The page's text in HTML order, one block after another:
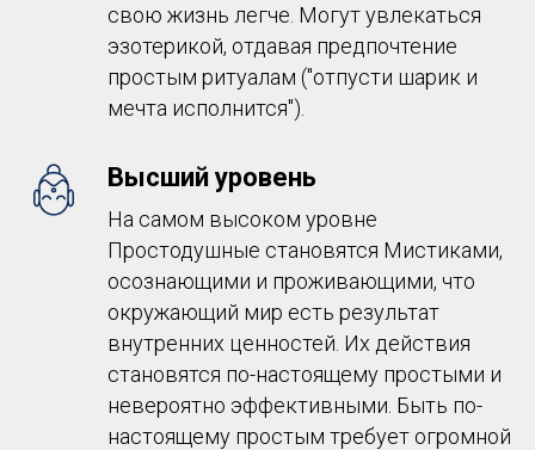
свою жизнь легче. Могут увлекаться
эзотерикой, отдавая предпочтение
простым ритуалам ("отпусти шарик и
мечта исполнится").
Высший уровень
На самом высоком уровне
Простодушные становятся Мистиками,
осознающими и проживающими, что
окружающий мир есть результат
внутренних ценностей. Их действия
становятся по-настоящему простыми и
невероятно эффективными. Быть по-
настоящему простым требует огромной